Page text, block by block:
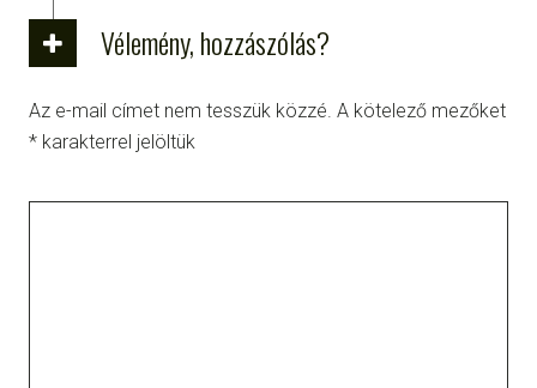
Vélemény, hozzászólás?
Az e-mail címet nem tesszük közzé. A kötelező mezőket
* karakterrel jelöltük